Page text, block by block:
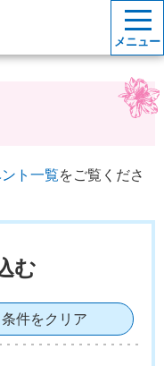
メニュー
ト一覧をご覧くださ
む
条件をクリア